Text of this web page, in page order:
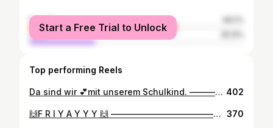
female
male
Start a Free Trial to Unlock
Top performing Reels
Da sind wir 💕mit unserem Schulkind. ———————————————————— Ich habe immer noch das Gefühl, als ihr erster Schrei erst gestern gewesen, als hätten wir erst gestern noch im Kreißsaal gesessen und sehnsüchtig auf sie gewartet. ———————————————————— Und an dem Tag - tanzte sie förmlich 😅 in den Saal, ihre Blicke suchten uns und als sie uns gefunden hat, strahlte sie nur, voller Selbst(bewusst)sein. Sie ist so unbeschwert, fröhlich, hilfsbereit, wild und unglaublich sensibel. Unser Gurkenmädchen (wie auch immer ich damals auf - die kleine Gurke 🥒😅gekommen bin) sie wird die Welt 🌍 verändern, dass sagt wahrscheinlich jeder von seinem Kind 🧒🏼 doch sie wird es wirklich tun. Und wir werden dabei sein, jeden Schritt begleiten, egal welche Entscheidung sie trifft. Ich bewundere sie aus tiefstem Herzen 💕 und würde sagen, dass wir da ganze Arbeit geleistet haben 😅 ———————————————————— Und wie immer - hat dieses zauberhafte Bild @momentpur_fotografie_design_ festgehalten ♥️♥️♥️♥️♥️(Werbung) ———————————————————— #love #loveyou #liebe #familie #familienleben #familygoals #lachen #lachenistgesund #proudofyou #proud #mom #momlife #momoftwo #momlifeisthebestlife #smile #everyday #timeflies #fotodestages #einschulung #baby #babygirl #leipzig 402
🙌F R I Y A Y Y Y 🙌 ———————————————————— Heut mal wieder Lachen 🤣 ist einfach komisch - wenn das große Kind, die erste Etappe ihres Lebens geschafft hat - aber hier ist ja noch so ein kleiner Zwerg. Deswegen heut mal WERBUNG von Herzen für @ichundmummy ♥️♥️♥️♥️♥️♥️ ———————————————————— Hier wird nämlich die Verbundenheit in Mode ausgedrückt und ich find diese Idee 💡 ganz zauberhaft, deswegen haben wir uns mal in die Partnerlook Schale geworfen. Ich finds super schön. ———————————————————— Tolle Qualität, liebevoll verpackt, coole Designs - einfach alles was das Herz begehrt. Schaut vorbei, Liked und bestellt - bis die Karte glüht 😍🙌♥️und unterstützt ein kleines Familienunternehmen. ———————————————————— Wie findet ihr unseren Look????????? ———————————————————— Habt ein tolles Wochenende 🍀🙌 ———————————————————— Vielen Dank 🙏🏻 an @ichundmummy für die tolle Kooperation 🍀 ———————————————————— #mama #mamaleben #mamasein #mom #momstyle #ichundmummy #wirgehörenzusammen #proudmom #proudofyou #family #familytime #familyfirst #familygoals #love #you #smile #outfitinspo #outfitstyle #babyboy #fashionstyle #leipzig 370